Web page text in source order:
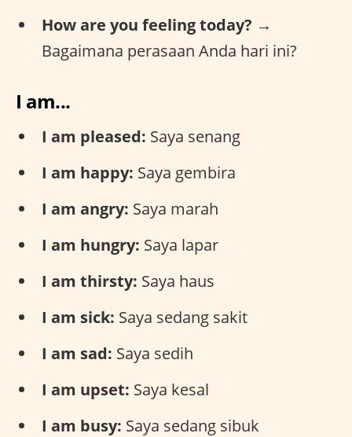
How are you feeling today? →
Bagaimana perasaan Anda hari ini?
I am...
I am pleased: Saya senang
I am happy: Saya gembira
I am angry: Saya marah
I am hungry: Saya lapar
I am thirsty: Saya haus
I am sick: Saya sedang sakit
I am sad: Saya sedih
I am upset: Saya kesal
I am busy: Saya sedang sibuk